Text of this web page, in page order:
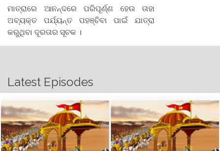
ମାତ୍ରାରେ ଆନନ୍ଦରେ ପରିପୂର୍ଣ୍ଣ ହେଉ ତାହା
ଅବ୍ୟକ୍ତ ପର୍ଯ୍ୟନ୍ତ ପହଞ୍ଚିବା ପାଇଁ ଯାତ୍ରା
କରୁଥିବା ଦୂରତାର ସୂଚକ ।
Latest Episodes